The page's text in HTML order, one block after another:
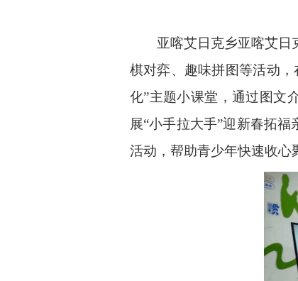
亚喀艾日克乡亚喀艾日
棋对弈、趣味拼图等活动
化”主题小课堂，通过图文
展“小手拉大手”迎新春拓
活动，帮助青少年快速收心